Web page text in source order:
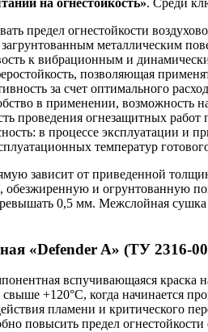
предел огнестойкости
металлическим
к вибрационным и
позволяющая
за счет оптимального
в применении, возможность
проведения огнезащитных работ
в процессе эксплуатации и
температур
зависит от приведенной
и огрунтованную
0,5 мм. Межслойная сушка
«Defender A» (ТУ 2316-
вспучивающаяся краска
+120°С, когда начинается
пламени и критического
повысить предел огнестойкости